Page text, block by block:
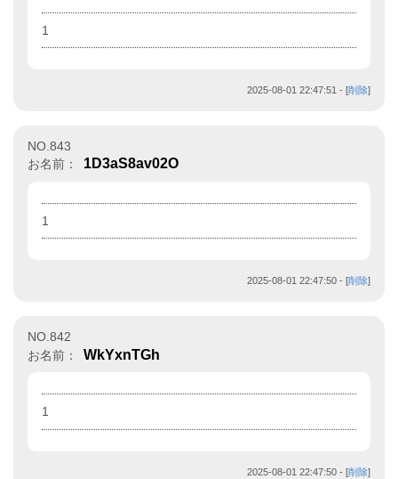
1
2025-08-01 22:47:51 - [削除]
NO.843
お名前：
1D3aS8av02O
1
2025-08-01 22:47:50 - [削除]
NO.842
お名前：
WkYxnTGh
1
2025-08-01 22:47:50 - [削除]